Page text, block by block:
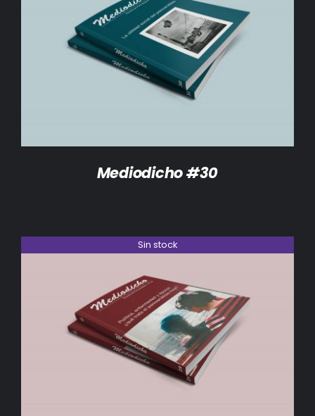
DETALLES
Mediodicho #30
Sin stock
DETALLES